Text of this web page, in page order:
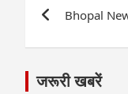
Bhopal
जरूरी खबरें